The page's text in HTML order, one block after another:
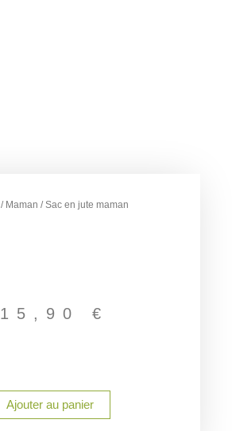
/ Maman / Sac en jute maman
15,90 €
Ajouter au panier